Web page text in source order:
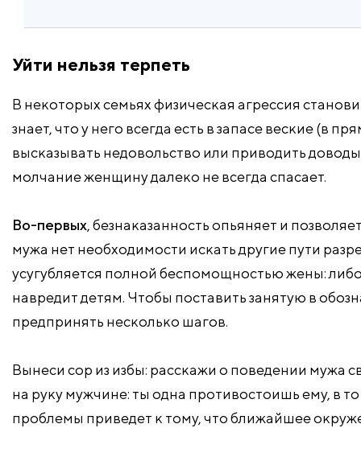
Уйти нельзя терпеть
В некоторых семьях физическая агрессия
знает, что у него всегда есть в запасе веские (в
высказывать недовольство или приводить
молчание женщину далеко не всегда спасает.
Во-первых, безнаказанность опьяняет и
мужа нет необходимости искать другие пути
усугубляется полной беспомощностью жены:
навредит детям. Чтобы поставить занятую в
предпринять несколько шагов.
Вынеси сор из избы: расскажи о поведении мужа
на руку мужчине: ты одна противостоишь ему, в
проблемы приведет к тому, что ближайшее